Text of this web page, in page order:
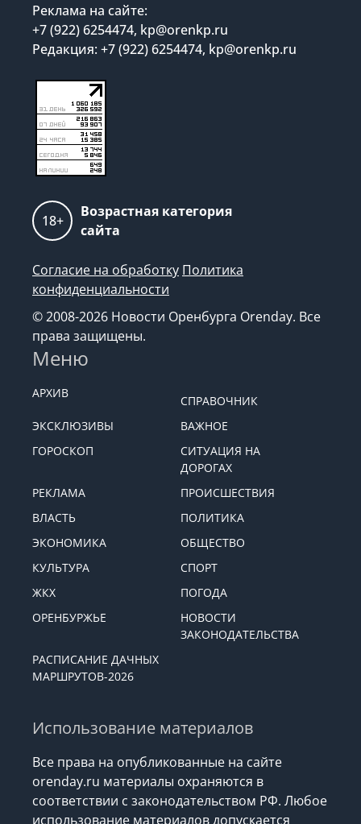
Реклама на сайте:
+7 (922) 6254474, kp@orenkp.ru
Редакция: +7 (922) 6254474, kp@orenkp.ru
18+
Возрастная категория
сайта
Согласие на обработку Политика
конфиденциальности
© 2008-2026 Новости Оренбурга Orenday. Все
права защищены.
Меню
АРХИВ
СПРАВОЧНИК
ЭКСКЛЮЗИВЫ
ВАЖНОЕ
ГОРОСКОП
СИТУАЦИЯ НА
ДОРОГАХ
РЕКЛАМА
ПРОИСШЕСТВИЯ
ВЛАСТЬ
ПОЛИТИКА
ЭКОНОМИКА
ОБЩЕСТВО
КУЛЬТУРА
СПОРТ
ЖКХ
ПОГОДА
ОРЕНБУРЖЬЕ
НОВОСТИ
ЗАКОНОДАТЕЛЬСТВА
РАСПИСАНИЕ ДАЧНЫХ
МАРШРУТОВ-2026
Использование материалов
Все права на опубликованные на сайте
orenday.ru материалы охраняются в
соответствии с законодательством РФ. Любое
использование материалов допускается